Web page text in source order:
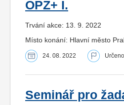
OPZ+ I.
Trvání akce: 13. 9. 2022
Místo konání: Hlavní město
24. 08. 2022
Seminář pro